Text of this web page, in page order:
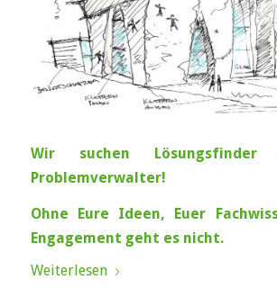
Wir suchen Lösungsfinder
Problemverwalter!
Ohne Eure Ideen, Euer
Engagement geht es nicht.
Weiterlesen